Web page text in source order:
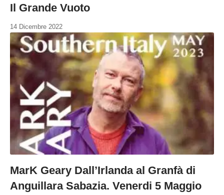
Il Grande Vuoto
14 Dicembre 2022
MarK Geary Dall’Irlanda al Granfà di
Anguillara Sabazia. Venerdi 5 Maggio